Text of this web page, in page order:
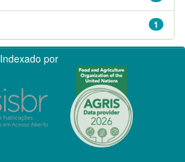
1
Indexado por